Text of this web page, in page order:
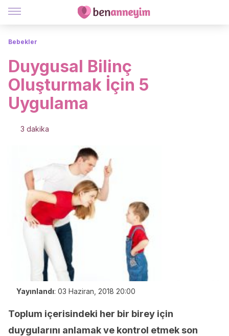
Bebekler
Duygusal Bilinç
Oluşturmak İçin 5
Uygulama
3 dakika
Yayınlandı: 03 Haziran, 2018 20:00
Toplum içerisindeki her bir birey için
duygularını anlamak ve kontrol etmek son